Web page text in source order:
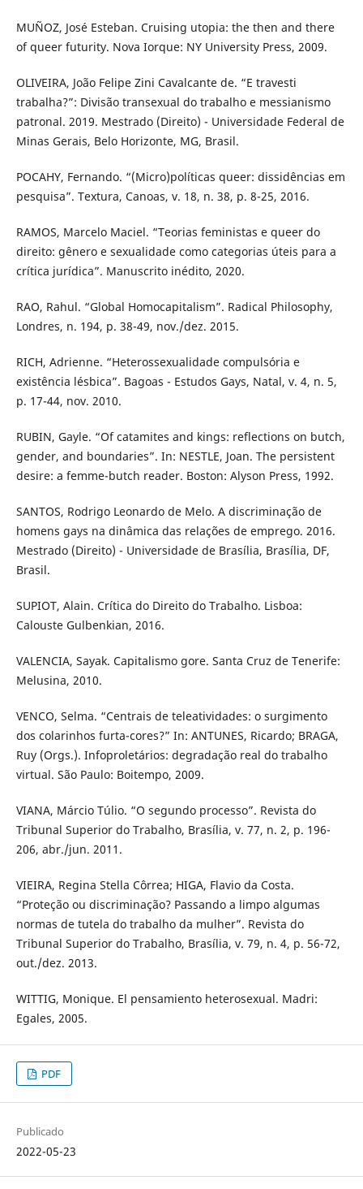
MUÑOZ, José Esteban. Cruising utopia: the then and there
of queer futurity. Nova Iorque: NY University Press, 2009.
OLIVEIRA, João Felipe Zini Cavalcante de. “E travesti
trabalha?”: Divisão transexual do trabalho e messianismo
patronal. 2019. Mestrado (Direito) - Universidade Federal de
Minas Gerais, Belo Horizonte, MG, Brasil.
POCAHY, Fernando. “(Micro)políticas queer: dissidências em
pesquisa”. Textura, Canoas, v. 18, n. 38, p. 8-25, 2016.
RAMOS, Marcelo Maciel. “Teorias feministas e queer do
direito: gênero e sexualidade como categorias úteis para a
crítica jurídica”. Manuscrito inédito, 2020.
RAO, Rahul. “Global Homocapitalism”. Radical Philosophy,
Londres, n. 194, p. 38-49, nov./dez. 2015.
RICH, Adrienne. “Heterossexualidade compulsória e
existência lésbica”. Bagoas - Estudos Gays, Natal, v. 4, n. 5,
p. 17-44, nov. 2010.
RUBIN, Gayle. “Of catamites and kings: reflections on butch,
gender, and boundaries”. In: NESTLE, Joan. The persistent
desire: a femme-butch reader. Boston: Alyson Press, 1992.
SANTOS, Rodrigo Leonardo de Melo. A discriminação de
homens gays na dinâmica das relações de emprego. 2016.
Mestrado (Direito) - Universidade de Brasília, Brasília, DF,
Brasil.
SUPIOT, Alain. Crítica do Direito do Trabalho. Lisboa:
Calouste Gulbenkian, 2016.
VALENCIA, Sayak. Capitalismo gore. Santa Cruz de Tenerife:
Melusina, 2010.
VENCO, Selma. “Centrais de teleatividades: o surgimento
dos colarinhos furta-cores?” In: ANTUNES, Ricardo; BRAGA,
Ruy (Orgs.). Infoproletários: degradação real do trabalho
virtual. São Paulo: Boitempo, 2009.
VIANA, Márcio Túlio. “O segundo processo”. Revista do
Tribunal Superior do Trabalho, Brasília, v. 77, n. 2, p. 196-
206, abr./jun. 2011.
VIEIRA, Regina Stella Côrrea; HIGA, Flavio da Costa.
“Proteção ou discriminação? Passando a limpo algumas
normas de tutela do trabalho da mulher”. Revista do
Tribunal Superior do Trabalho, Brasília, v. 79, n. 4, p. 56-72,
out./dez. 2013.
WITTIG, Monique. El pensamiento heterosexual. Madri:
Egales, 2005.
PDF
Publicado
2022-05-23